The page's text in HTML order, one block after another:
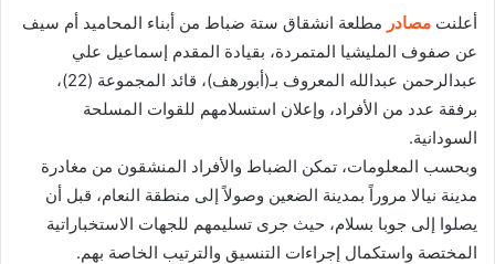
أعلنت مصادر مطلعة انشقاق ستة ضباط من أبناء المحاميد أم سيف
عن صفوف المليشيا المتمردة، بقيادة المقدم إسماعيل علي
عبدالرحمن عبدالله المعروف بـ(أبورهف)، قائد المجموعة (22)،
برفقة عدد من الأفراد، وإعلان استسلامهم للقوات المسلحة
السودانية.
وبحسب المعلومات، تمكن الضباط والأفراد المنشقون من مغادرة
مدينة نيالا مروراً بمدينة الضعين وصولاً إلى منطقة النعام، قبل أن
يصلوا إلى جوبا بسلام، حيث جرى تسليمهم للجهات الاستخباراتية
المختصة واستكمال إجراءات التنسيق والترتيب الخاصة بهم.